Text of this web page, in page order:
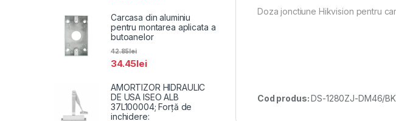
Doza jonctiune Hikvision pentru
Cod produs:DS-1280ZJ-DM46/BK
Carcasa din aluminiu
pentru montarea aplicata a
butoanelor
34.45lei
42.85lei
AMORTIZOR HIDRAULIC
DE USA ISEO ALB
37L100004; Forță de
inchidere: